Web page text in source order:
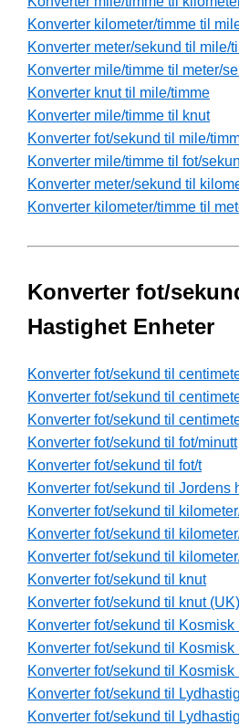
Konverter kilometer/timme til
Konverter meter/sekund til mile/
Konverter mile/timme til meter/
Konverter knut til mile/timme
Konverter mile/timme til knut
Konverter fot/sekund til mile/
Konverter mile/timme til fot/
Konverter meter/sekund til
Konverter kilometer/timme til
Konverter fot/
Hastighet Enheter
Konverter fot/sekund til
Konverter fot/sekund til
Konverter fot/sekund til
Konverter fot/sekund til fot/minutt
Konverter fot/sekund til fot/t
Konverter fot/sekund til Jordens
Konverter fot/sekund til
Konverter fot/sekund til
Konverter fot/sekund til
Konverter fot/sekund til knut
Konverter fot/sekund til knut (UK)
Konverter fot/sekund til
Konverter fot/sekund til
Konverter fot/sekund til
Konverter fot/sekund til
Konverter fot/sekund til